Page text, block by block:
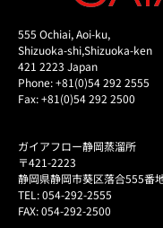
555 Ochiai, Aoi-ku,
Shizuoka-shi,Shizuoka-ken
421 2223 Japan
Phone: +81(0)54 292 2555
Fax: +81(0)54 292 2500
ガイアフロー静岡蒸溜所
〒421-2223
静岡県静岡市葵区落合555番
TEL: 054-292-2555
FAX: 054-292-2500